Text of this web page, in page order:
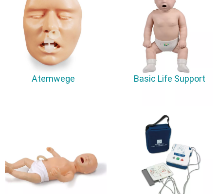
Atemwege Basic Life Support